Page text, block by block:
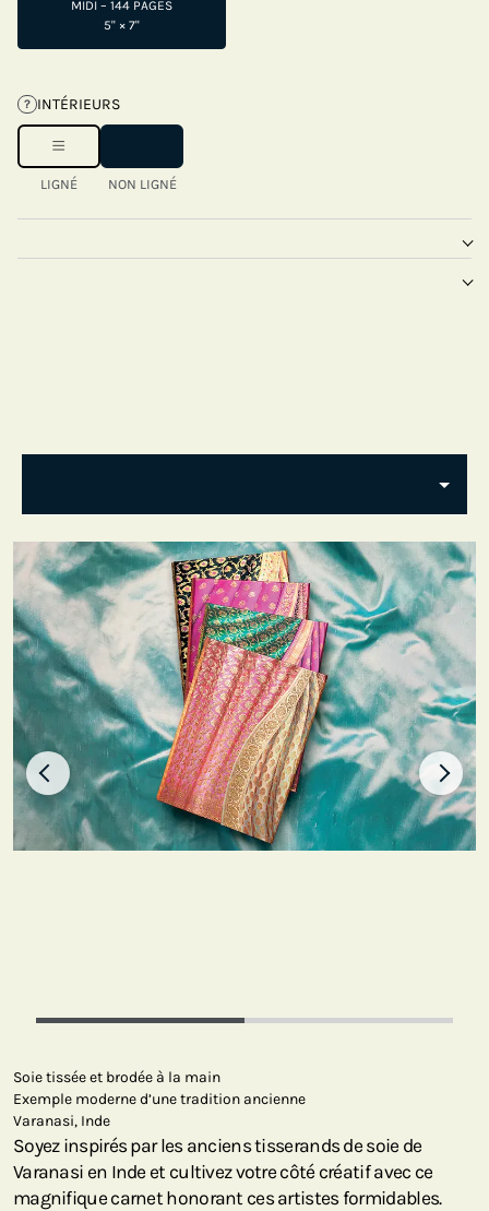
MIDI – 144 PAGES
5" × 7"
? INTÉRIEURS
LIGNÉ NON LIGNÉ
Soie tissée et brodée à la main
Exemple moderne d’une tradition ancienne
Varanasi, Inde
Soyez inspirés par les anciens tisserands de soie de
Varanasi en Inde et cultivez votre côté créatif avec ce
magnifique carnet honorant ces artistes formidables.